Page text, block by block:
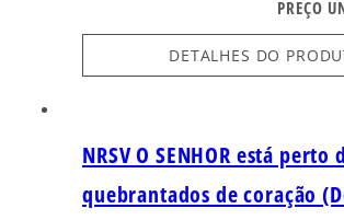
PREÇO
DETALHES DO
NRSV O SENHOR está perto
quebrantados de coração